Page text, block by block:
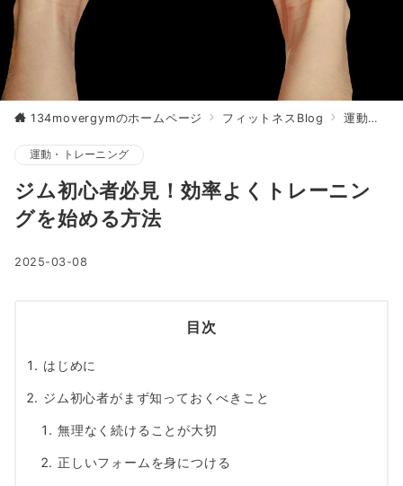
134movergymのホームページ フィットネスBlog 運動・トレーニング
運動・トレーニング
ジム初心者必見！効率よくトレーニン
グを始める方法
2025-03-08
目次
はじめに
ジム初心者がまず知っておくべきこと
無理なく続けることが大切
正しいフォームを身につける